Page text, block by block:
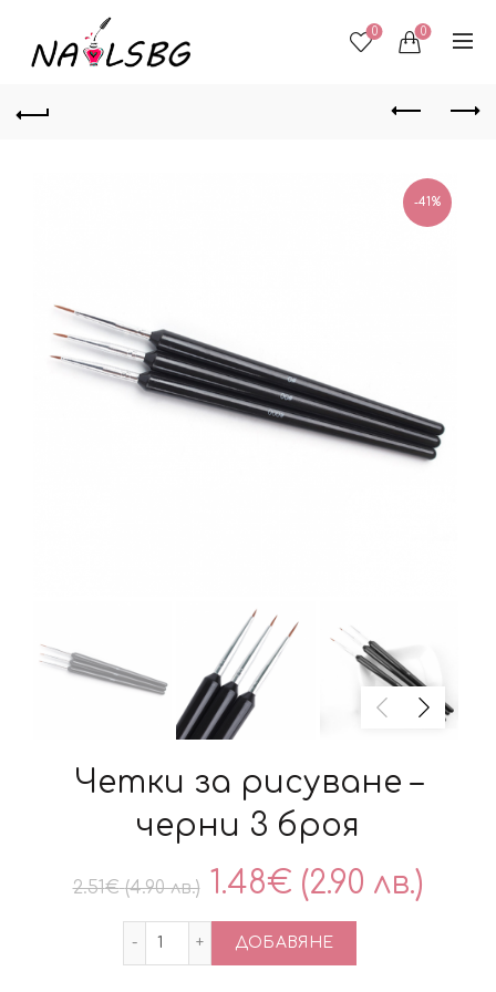
0 0
-41%
Четки за рисуване –
черни 3 броя
2.51€ (4.90 лв.) Original
price
1.48€ (2.90 лв.)
количество за Четки за рисуване –
ДОБАВЯНЕ